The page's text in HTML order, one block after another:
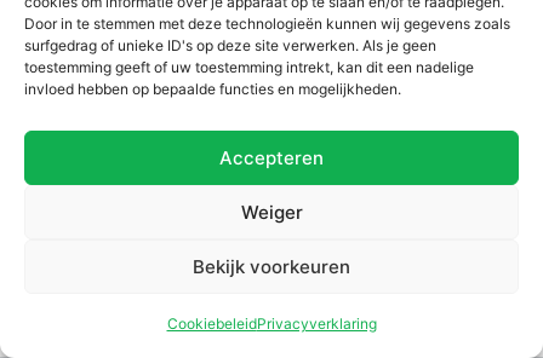
Door in te stemmen met deze technologieën kunnen wij gegevens zoals
surfgedrag of unieke ID's op deze site verwerken. Als je geen
toestemming geeft of uw toestemming intrekt, kan dit een nadelige
invloed hebben op bepaalde functies en mogelijkheden.
Accepteren
Weiger
Bekijk voorkeuren
CookiebeleidPrivacyverklaring